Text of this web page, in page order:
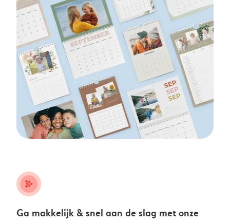
stars_plus
Ga makkelijk & snel aan de slag met onze